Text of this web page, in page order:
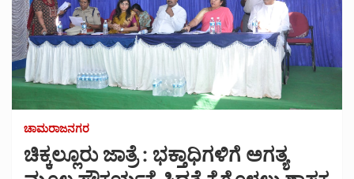
ಚಾಮರಾಜನಗರ
ಚಿಕ್ಕಲ್ಲೂರು ಜಾತ್ರೆ : ಭಕ್ತಾಧಿಗಳಿಗೆ ಅಗತ್ಯ